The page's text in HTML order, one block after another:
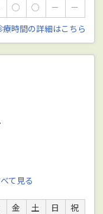
○ ○ －
－
療時間の詳細はこちら
て見る
金 土 日
祝